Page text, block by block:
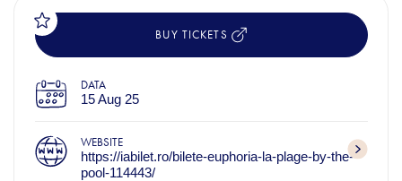
BUY TICKETS
DATA
15 Aug 25
WEBSITE
https://iabilet.ro/bilete-euphoria-la-plage-by-the-
pool-114443/